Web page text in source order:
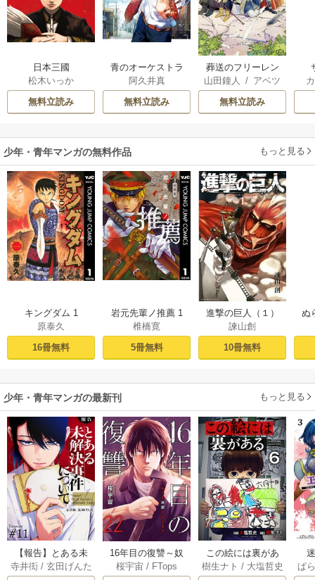
日本三國
松木いっか
無料立読み
青のオーケストラ
阿久井真
無料立読み
葬送のフリーレン
山田鐘人
/ アベツ
カサ
無料立読み
少年・青年マンガの無料作品 もっと見る
キングダム 1
原泰久
16冊無料
岩元先輩ノ推薦 1
椎橋寛
5冊無料
進撃の巨人（１）
諫山創
10冊無料
ぬ
少年・青年マンガの最新刊 もっと見る
【報告】とある未
解決事件について 1
寺井衒/ 玄田げんた
16年目の復讐～奴
らを地獄に送るま
桜宇宙 / FTops
この絵には裏があ
る 6巻
樹生ナト / 大塩哲史
ぱ